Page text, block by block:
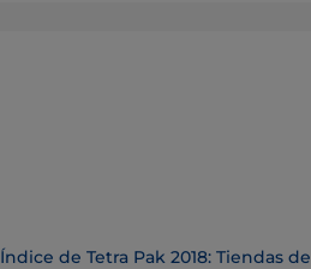
Índice de Tetra Pak 2018: Tiendas de